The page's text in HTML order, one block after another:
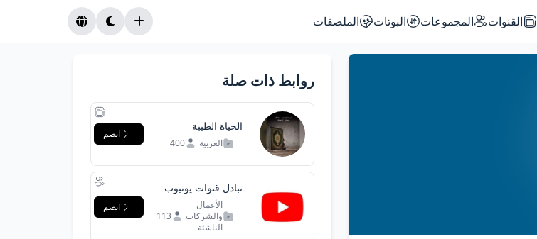
القنوات المجموعات البوتات الملصقات
روابط ذات صلة
الحياة الطيبة
العربية 400
انضم
تبادل قنوات يوتيوب
الأعمال
والشركات
الناشئة
113
انضم